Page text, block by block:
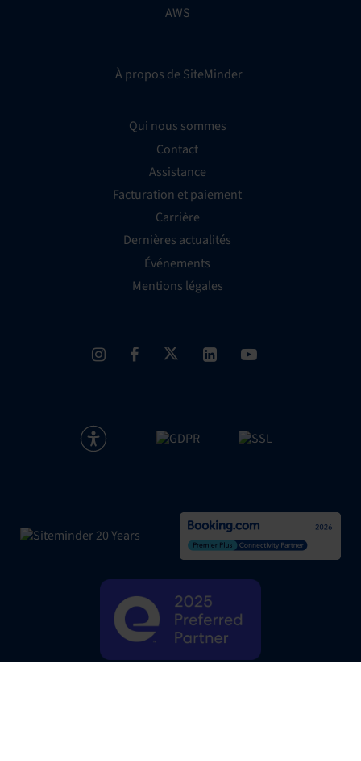
AWS
À propos de SiteMinder
Qui nous sommes
Contact
Assistance
Facturation et paiement
Carrière
Dernières actualités
Événements
Mentions légales